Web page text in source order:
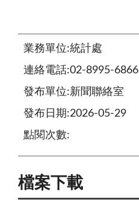
業務單位:統計處
連絡電話:02-8995-6866
發布單位:新聞聯絡室
發布日期:2026-05-29
點閱次數:
檔案下載